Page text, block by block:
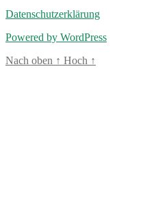
Datenschutzerklärung
Powered by WordPress
Nach oben ↑ Hoch ↑